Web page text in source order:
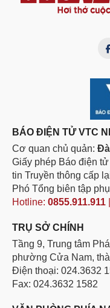
BÁO ĐIỆN TỬ VTC
Cơ quan chủ quản:
Giấy phép Báo điện
tin Truyền thông cấp
Phó Tổng biên tập
Hotline: 0855.911.911
TRỤ SỞ CHÍNH
Tầng 9, Trung tâm
phường Cửa Nam,
Điện thoại: 024.3632
Fax: 024.3632 1582